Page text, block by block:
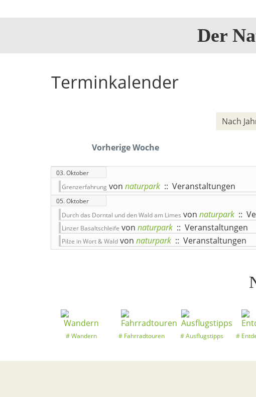
Der
Terminkalender
Nach
Vorherige Woche
03. Oktober
Grenzerfahrung von naturpark :: Veranstaltungen
05. Oktober
Durch das Dorntal und den Wald am Limes von naturpark ::
Linzer Basaltschleife von naturpark :: Veranstaltungen
Pilze in Wort & Wald von naturpark :: Veranstaltungen
Wandern Fahrradtouren Ausflugstipps